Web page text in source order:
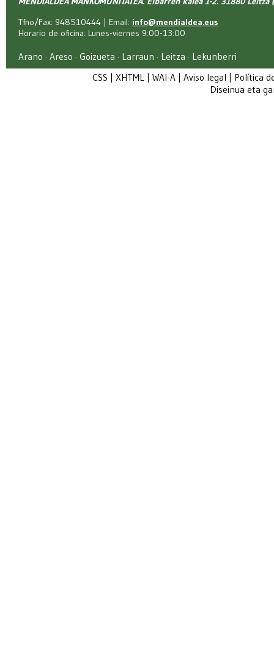
Tfno/Fax: 948510444 | Email: info@mendialdea.eus
Horario de oficina: Lunes-viernes 9:00-13:00
Arano · Areso · Goizueta · Larraun · Leitza · Lekunberri
CSS
XHTML WAI-A Aviso legal
Política
Diseinua eta